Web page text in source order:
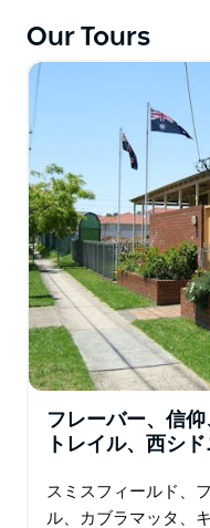
す。
遺産に登録されてい
されていたノースヘ
ドニーの防衛のために
タスマン海を見下ろ
あるディーホワイビ
クスエステートの初
力のある場所を訪れて
Our Tours
フレーバー、信
トレイル、西シ
スミスフィールド、
ル、カブラマッタ、